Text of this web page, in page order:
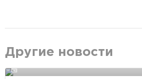
Другие новости